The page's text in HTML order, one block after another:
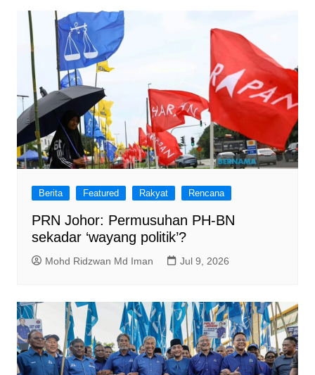
Berita Featured Rakyat Rencana
PRN Johor: Permusuhan PH-BN
sekadar ‘wayang politik’?
Mohd Ridzwan Md Iman Jul 9, 2026